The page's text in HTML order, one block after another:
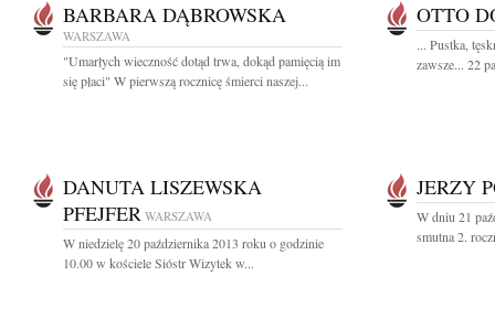
BARBARA DĄBROWSKA
WARSZAWA
"Umarłych wieczność dotąd trwa, dokąd pamięcią im
się płaci" W pierwszą rocznicę śmierci naszej...
OTTO
... Pustka,
zawsze... 22
DANUTA LISZEWSKA
PFEJFER WARSZAWA
W niedzielę 20 października 2013 roku o godzinie
10.00 w kościele Sióstr Wizytek w...
JERZY
W dniu 21
smutna 2.